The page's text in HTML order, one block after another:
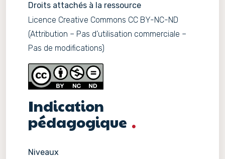
Droits attachés à la ressource
Licence Creative Commons CC BY-NC-ND
(Attribution – Pas d’utilisation commerciale –
Pas de modifications)
Indication
pédagogique
Niveaux